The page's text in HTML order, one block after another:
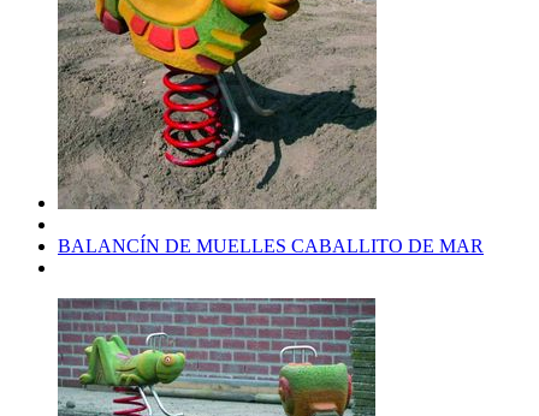
BALANCÍN DE MUELLES CABALLITO DE MAR